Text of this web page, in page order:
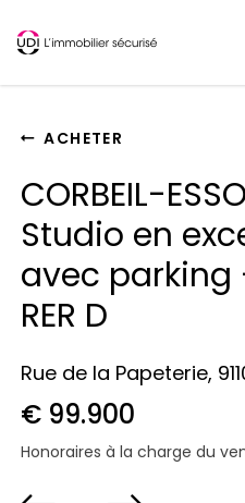
ACHETER
CORBEIL-
Studio en
avec parking
RER D
Rue de la Papeterie,
€ 99.900
Honoraires à la charge du